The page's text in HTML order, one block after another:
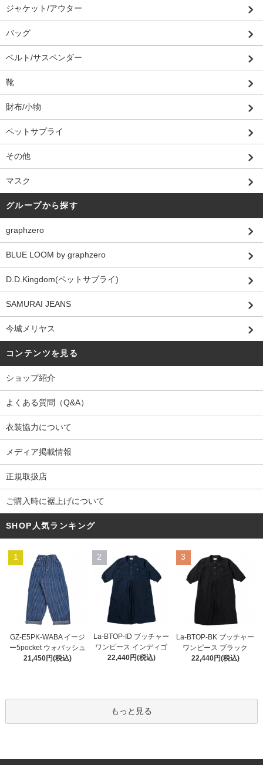
ジャケット/アウター
バッグ
ベルト/サスペンダー
靴
財布/小物
ペットサプライ
その他
マスク
グループから探す
graphzero
BLUE LOOM by graphzero
D.D.Kingdom(ペットサプライ)
SAMURAI JEANS
今城メリヤス
コンテンツを見る
ショップ紹介
よくある質問（Q&A）
衣装協力について
メディア掲載情報
正規取扱店
ご購入時に裾上げについて
SHOP人気ランキング
1
GZ-E5PK-WABA イージ
ー5pocket ウォバッシュ
21,450円(税込)
2
La-BTOP-ID ブッチャー
ワンピース インディゴ
22,440円(税込)
3
La-BTOP-BK ブッチャー
ワンピース ブラック
22,440円(税込)
もっと見る